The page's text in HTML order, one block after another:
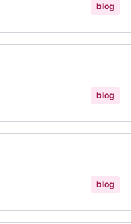
blog
blog
blog